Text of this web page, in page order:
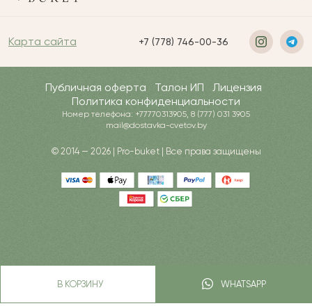
В КОРЗИНУ WHATSAPP
Карта сайта +7 (778) 746-00-36
Публичная оферта Талон ИП
Лицензия
Политика конфиденциальности
Номер телефона: +77770313905, 8 (777) 031 3905
mail@dostavka-cvetov.by
© 2014 — 2026 | Pro-buket | Все права защищены